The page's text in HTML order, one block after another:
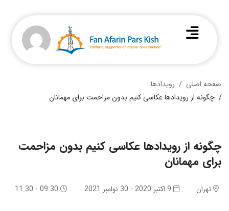
صفحه اصلی
رویدادها
چگونه از رویدادها عکاسی کنیم بدون مزاحمت برای مهمانان
چگونه از رویدادها عکاسی کنیم بدون مزاحمت
برای مهمانان
تهران 9 اکتبر 2020 - 30 نوامبر 2021 09:30 - 11:30